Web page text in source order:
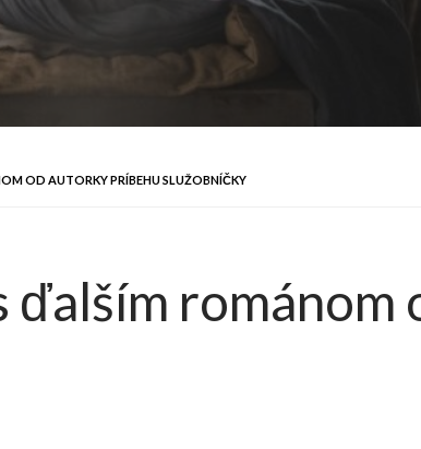
OD AUTORKY PRÍBEHU SLUŽOBNÍČKY
románom